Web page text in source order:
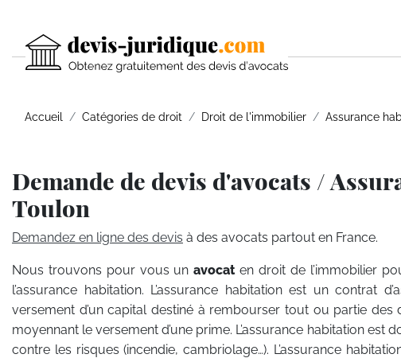
Accueil Catégories de droit Droit de l'immobilier Assurance
Demande de devis d'avocats /
Toulon
Demandez en ligne des devis à des avocats partout en France.
Nous trouvons pour vous unavocaten droit de l’immobilier
l’assurance habitation. L’assurance habitation est un contrat
versement d’un capital destiné à rembourser tout ou partie
moyennant le versement d’une prime. L’assurance habitation
contre les risques (incendie, cambriolage…). L’assurance